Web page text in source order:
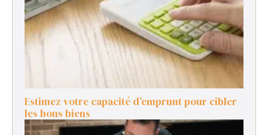
Estimez votre capacité d’emprunt pour cibler
les bons biens